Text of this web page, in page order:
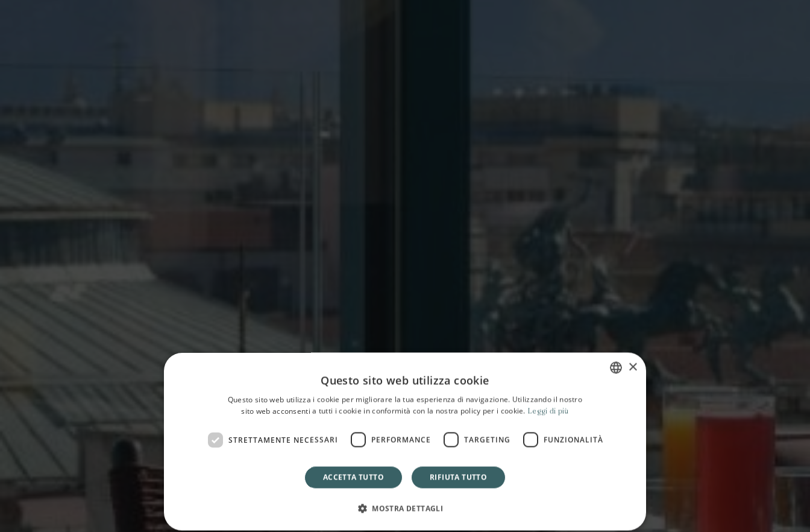
Il Brunch della Domenica
×
Questo sito web utilizza cookie
Questo sito web utilizza i cookie per migliorare la tua esperienza di navigazione. Utilizzando il nostro
sito web acconsenti a tutti i cookie in conformità con la nostra policy per i cookie. Leggi di più
STRETTAMENTE NECESSARI PERFORMANCE TARGETING FUNZIONALITÀ
ACCETTA TUTTO RIFIUTA TUTTO
MOSTRA DETTAGLI